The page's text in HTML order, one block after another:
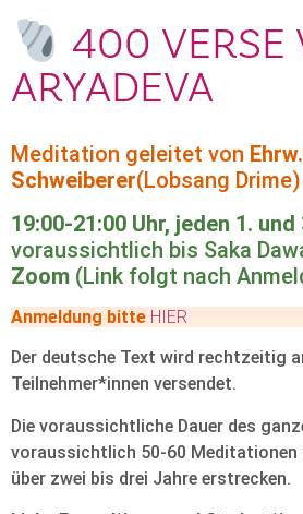
400 VERSE
ARYADEVA
Meditation geleitet von
Schweiberer(Lobsang Drime)
19:00-21:00 Uhr, jeden 1.
voraussichtlich bis Saka
Zoom (Link folgt nach
Anmeldung bitte HIER
Der deutsche Text wird rechtzeitig
Teilnehmer*innen versendet.
Die voraussichtliche Dauer des
voraussichtlich 50-60 Meditationen
über zwei bis drei Jahre erstrecken.